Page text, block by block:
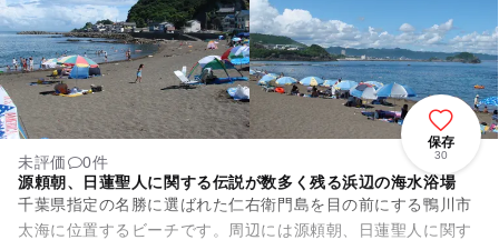
保存
30
未評価
0件
源頼朝、日蓮聖人に関する伝説が数多く残る浜辺の海水浴場
千葉県指定の名勝に選ばれた仁右衛門島を目の前にする鴨川市
太海に位置するビーチです。周辺には源頼朝、日蓮聖人に関す